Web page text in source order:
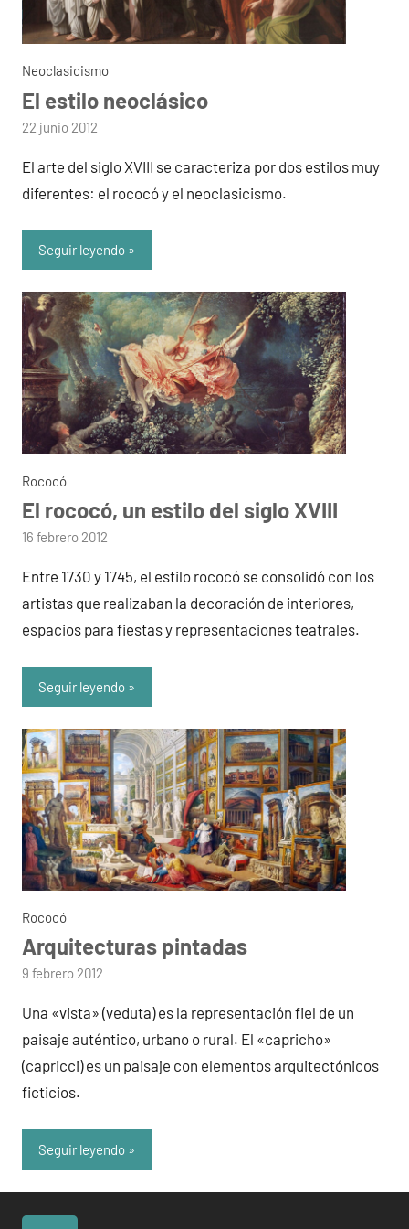
Neoclasicismo
El estilo neoclásico
por
22 junio 2012
El arte del siglo XVIII se caracteriza por dos estilos muy
diferentes: el rococó y el neoclasicismo.
Seguir leyendo
Rococó
El rococó, un estilo del siglo XVIII
por
16 febrero 2012
Entre 1730 y 1745, el estilo rococó se consolidó con los
artistas que realizaban la decoración de interiores,
espacios para fiestas y representaciones teatrales.
Seguir leyendo
Rococó
Arquitecturas pintadas
por
9 febrero 2012
Una «vista» (veduta) es la representación fiel de un
paisaje auténtico, urbano o rural. El «capricho»
(capricci) es un paisaje con elementos arquitectónicos
ficticios.
Seguir leyendo